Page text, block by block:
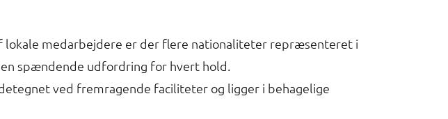
medarbejdere er der flere nationaliteter repræsenteret i
spændende udfordring for hvert hold.
ved fremragende faciliteter og ligger i behagelige